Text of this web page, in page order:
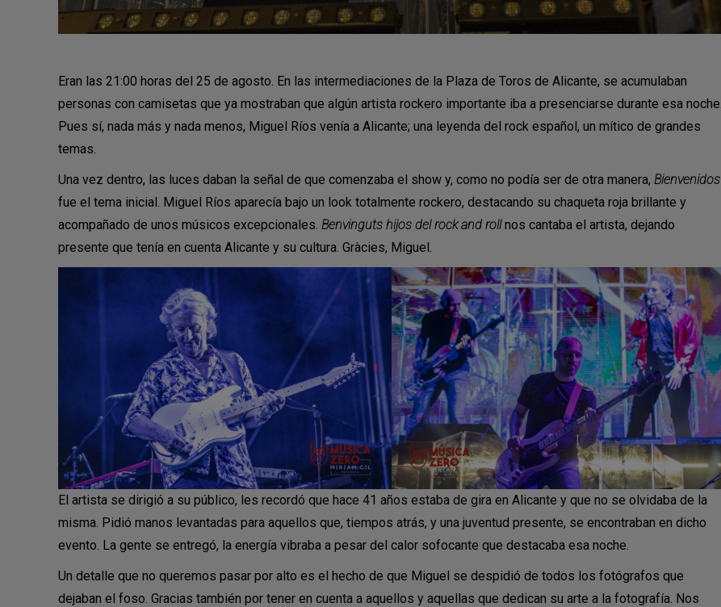
Eran las 21:00 horas del 25 de agosto. En las intermediaciones de la Plaza de Toros de Alicante, se acumulaban
personas con camisetas que ya mostraban que algún artista rockero importante iba a presenciarse durante esa noche.
Pues sí, nada más y nada menos, Miguel Ríos venía a Alicante; una leyenda del rock español, un mítico de grandes
temas.
Una vez dentro, las luces daban la señal de que comenzaba el show y, como no podía ser de otra manera, Bienvenidos
fue el tema inicial. Miguel Ríos aparecía bajo un look totalmente rockero, destacando su chaqueta roja brillante y
acompañado de unos músicos excepcionales. Benvinguts hijos del rock and rollnos cantaba el artista, dejando
presente que tenía en cuenta Alicante y su cultura. Gràcies, Miguel.
El artista se dirigió a su público, les recordó que hace 41 años estaba de gira en Alicante y que no se olvidaba de la
misma. Pidió manos levantadas para aquellos que, tiempos atrás, y una juventud presente, se encontraban en dicho
evento. La gente se entregó, la energía vibraba a pesar del calor sofocante que destacaba esa noche.
Un detalle que no queremos pasar por alto es el hecho de que Miguel se despidió de todos los fotógrafos que
dejaban el foso. Gracias también por tener en cuenta a aquellos y aquellas que dedican su arte a la fotografía. Nos